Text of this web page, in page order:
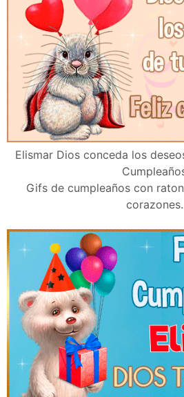
Elismar Dios conceda los
Gifs de cumpleaños con
corazones.